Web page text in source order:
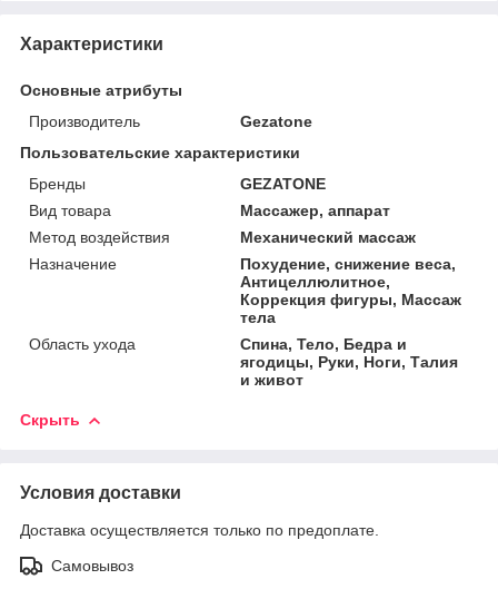
Характеристики
Основные атрибуты
Производитель
Gezatone
Пользовательские характеристики
Бренды
GEZATONE
Вид товара
Массажер, аппарат
Метод воздействия
Механический массаж
Назначение
Похудение, снижение веса,
Антицеллюлитное,
Коррекция фигуры, Массаж
тела
Область ухода
Спина, Тело, Бедра и
ягодицы, Руки, Ноги, Талия
и живот
Скрыть
Условия доставки
Доставка осуществляется только по предоплате.
Самовывоз